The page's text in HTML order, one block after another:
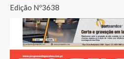
Edição Nº3638